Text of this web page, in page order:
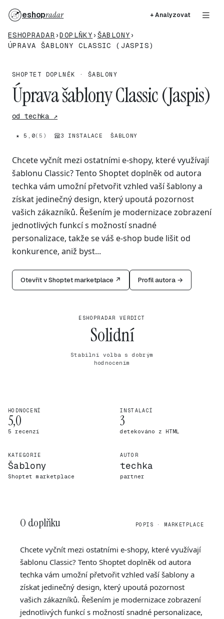
eshopradar + Analyzovat
ESHOPRADAR ›DOPLŇKY › ŠABLONY ›
ÚPRAVA ŠABLONY CLASSIC (JASPIS)
SHOPTET DOPLNĚK · ŠABLONY
Úprava šablony Classic (Jaspis)
od techka ↗
★ 5,0(5) 3 INSTALACE ŠABLONY
Chcete vyčnít mezi ostatními e-shopy, které využívají
šablonu Classic? Tento Shoptet doplněk od autora
techka vám umožní přetvořit vzhled vaší šablony a
získat jedinečný design, který upoutá pozornost
vašich zákazníků. Řešením je modernizace zobrazení
jednotlivých funkcí s možností snadné
personalizace, takže se váš e-shop bude lišit od
konkurence, aniž byst...
Otevřít v Shoptet marketplace ↗ Profil autora →
ESHOPRADAR VERDICT
Solidní
Stabilní volba s dobrým
hodnocením
HODNOCENÍ
5,0
5 recenzí
INSTALACÍ
3
detekováno z HTML
KATEGORIE
Šablony
Shoptet marketplace
AUTOR
techka
partner
O doplňku POPIS · MARKETPLACE
Chcete vyčnít mezi ostatními e-shopy, které využívají
šablonu Classic? Tento Shoptet doplněk od autora
techka vám umožní přetvořit vzhled vaší šablony a
získat jedinečný design, který upoutá pozornost
vašich zákazníků. Řešením je modernizace zobrazení
jednotlivých funkcí s možností snadné personalizace,